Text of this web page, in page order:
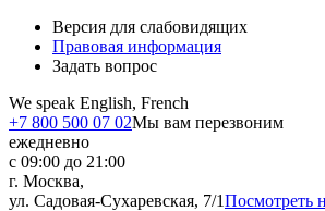
Версия для слабовидящих
Правовая информация
Задать вопрос
We speak English, French
+7 800 500 07 02Мы вам перезвоним
ежедневно
с 09:00 до 21:00
г. Москва,
ул. Садовая-Сухаревская, 7/1Посмотреть